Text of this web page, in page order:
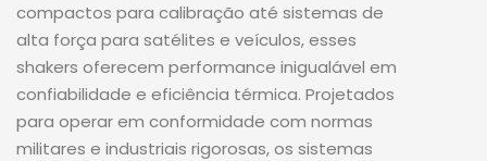
compactos para calibração até sistemas de
alta força para satélites e veículos, esses
shakers oferecem performance inigualável em
confiabilidade e eficiência térmica. Projetados
para operar em conformidade com normas
militares e industriais rigorosas, os sistemas